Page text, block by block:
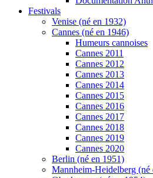
Festivals
Venise (né en 1932)
Cannes (né en 1946)
Humeurs cannoises
Cannes 2011
Cannes 2012
Cannes 2013
Cannes 2014
Cannes 2015
Cannes 2016
Cannes 2017
Cannes 2018
Cannes 2019
Cannes 2020
Berlin (né en 1951)
Mannheim-Heidelberg (né